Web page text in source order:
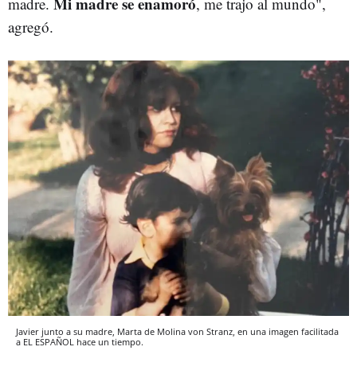
agregó.
Javier junto a su madre, Marta de Molina von Stranz, en una imagen facilitada
a EL ESPAÑOL hace un tiempo.